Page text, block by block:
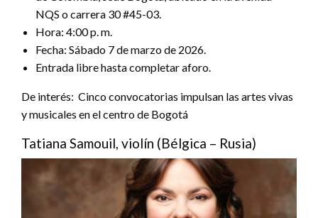
NQS o carrera 30 #45-03.
Hora: 4:00 p. m.
Fecha: Sábado 7 de marzo de 2026.
Entrada libre hasta completar aforo.
De interés: Cinco convocatorias impulsan las artes vivas
y musicales en el centro de Bogotá
Tatiana Samouil, violín (Bélgica – Rusia)